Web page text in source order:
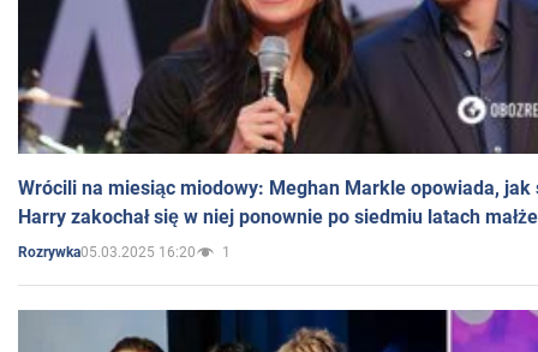
Wrócili na miesiąc miodowy: Meghan Markle opowiada, jak
Harry zakochał się w niej ponownie po siedmiu latach
Rozrywka05.03.2025 16:20 1